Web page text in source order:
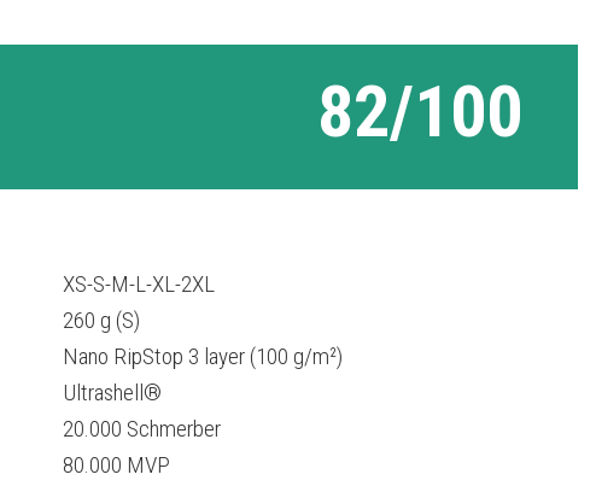
82/100
XS-S-M-L-XL-2XL
260 g (S)
Nano RipStop 3 layer (100 g/m²)
Ultrashell®
20.000 Schmerber
80.000 MVP